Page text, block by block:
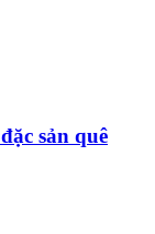
sản quê